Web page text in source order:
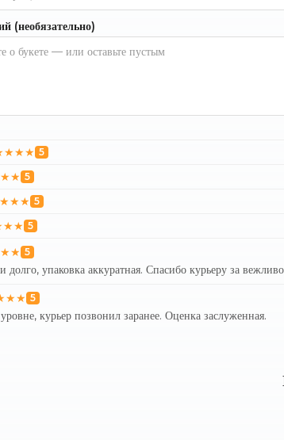
(необязательно)
5
5
5
5
5
долго, упаковка аккуратная. Спасибо курьеру за
5
курьер позвонил заранее. Оценка заслуженная.